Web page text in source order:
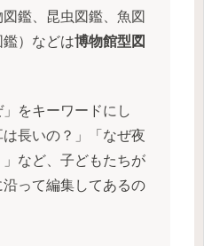
鑑、昆虫図鑑、魚図
）などは博物館型図
をキーワードにし
長いの？」「なぜ夜
など、子どもたちが
って編集してあるの